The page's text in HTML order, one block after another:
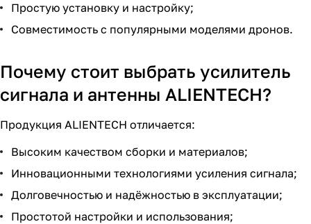
Простую установку и настройку;
Совместимость с популярными моделями дронов.
Почему стоит выбрать усилитель
сигнала и антенны ALIENTECH?
Продукция ALIENTECH отличается:
Высоким качеством сборки и материалов;
Инновационными технологиями усиления сигнала;
Долговечностью и надёжностью в эксплуатации;
Простотой настройки и использования;